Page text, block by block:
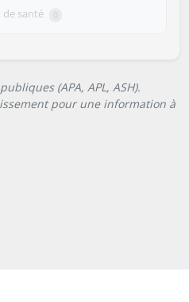
de santé 0
(APA, APL, ASH).
pour une information à